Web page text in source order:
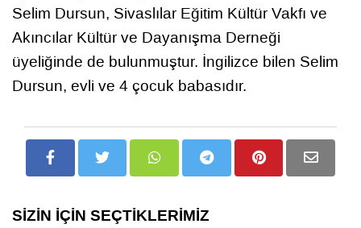
Selim Dursun, Sivaslılar Eğitim Kültür Vakfı ve
Akıncılar Kültür ve Dayanışma Derneği
üyeliğinde de bulunmuştur. İngilizce bilen Selim
Dursun, evli ve 4 çocuk babasıdır.
SİZİN İÇİN SEÇTİKLERİMİZ